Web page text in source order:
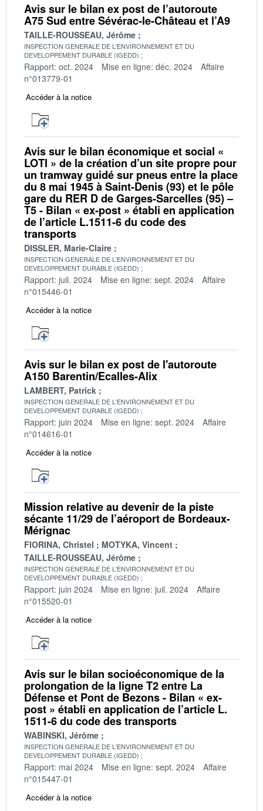
Avis sur le bilan ex post de l’autoroute
A75 Sud entre Sévérac-le-Château et l’A9
TAILLE-ROUSSEAU, Jérôme
INSPECTION GENERALE DE L'ENVIRONNEMENT ET DU
DEVELOPPEMENT DURABLE (IGEDD)
Rapport: oct. 2024 Mise en ligne: déc. 2024
Affaire
n°013779-01
Accéder à la notice
Avis sur le bilan économique et social «
LOTI » de la création d’un site propre pour
un tramway guidé sur pneus entre la place
du 8 mai 1945 à Saint-Denis (93) et le pôle
gare du RER D de Garges-Sarcelles (95) –
T5 - Bilan « ex-post » établi en application
de l’article L.1511-6 du code des
transports
DISSLER, Marie-Claire
INSPECTION GENERALE DE L'ENVIRONNEMENT ET DU
DEVELOPPEMENT DURABLE (IGEDD)
Rapport: juil. 2024 Mise en ligne: sept. 2024
Affaire
n°015446-01
Accéder à la notice
Avis sur le bilan ex post de l'autoroute
A150 Barentin/Ecalles-Alix
LAMBERT, Patrick
INSPECTION GENERALE DE L'ENVIRONNEMENT ET DU
DEVELOPPEMENT DURABLE (IGEDD)
Rapport: juin 2024 Mise en ligne: sept. 2024
Affaire
n°014616-01
Accéder à la notice
Mission relative au devenir de la piste
sécante 11/29 de l’aéroport de Bordeaux-
Mérignac
FIORINA, Christel
MOTYKA, Vincent
TAILLE-ROUSSEAU, Jérôme
INSPECTION GENERALE DE L'ENVIRONNEMENT ET DU
DEVELOPPEMENT DURABLE (IGEDD)
Rapport: juin 2024 Mise en ligne: juil. 2024
Affaire
n°015520-01
Accéder à la notice
Avis sur le bilan socioéconomique de la
prolongation de la ligne T2 entre La
Défense et Pont de Bezons - Bilan « ex-
post » établi en application de l’article L.
1511-6 du code des transports
WABINSKI, Jérôme
INSPECTION GENERALE DE L'ENVIRONNEMENT ET DU
DEVELOPPEMENT DURABLE (IGEDD)
Rapport: mai 2024 Mise en ligne: sept. 2024
Affaire
n°015447-01
Accéder à la notice